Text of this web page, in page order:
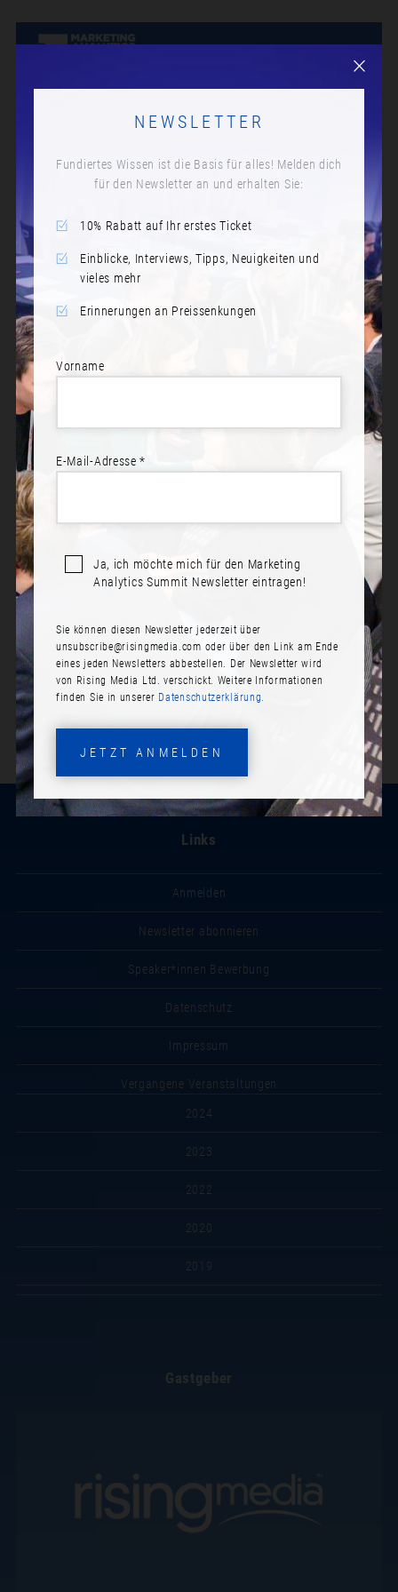
KAFFEEPAUSE
Datum:
Dienstag, 18. November 2025
10:00
BEREIT ZUR TEILNAHME?
JETZT ANMELDEN
PROGRAMM ANSEHEN
Links
Anmelden
Newsletter abonnieren
Speaker*innen Bewerbung
Datenschutz
Impressum
Vergangene Veranstaltungen
2024
2023
2022
2020
2019
Gastgeber
NEWSLETTER
Fundiertes Wissen ist die Basis für alles! Melden dich
für den Newsletter an und erhalten Sie:
10% Rabatt auf Ihr erstes Ticket
Einblicke, Interviews, Tipps, Neuigkeiten und
vieles mehr
Erinnerungen an Preissenkungen
Vorname
E-Mail-Adresse *
Ja, ich möchte mich für den Marketing
Analytics Summit Newsletter eintragen!
Sie können diesen Newsletter jederzeit über
unsubscribe@risingmedia.com oder über den Link am Ende
eines jeden Newsletters abbestellen. Der Newsletter wird
von Rising Media Ltd. verschickt. Weitere Informationen
finden Sie in unserer Datenschutzerklärung.
JETZT ANMELDEN